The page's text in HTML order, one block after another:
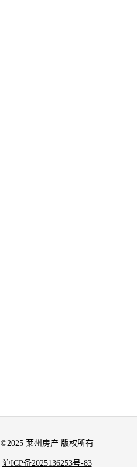
©2025 莱州房产 版权所有
沪ICP备2025136253号-83